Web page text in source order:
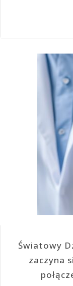
Światowy
zaczyna